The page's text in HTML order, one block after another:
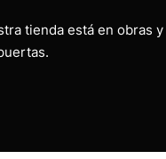
tienda está en obras y